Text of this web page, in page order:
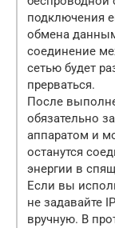
подключения
обмена
соединение
сетью будет
прерваться.
После
обязательно
аппаратом и
останутся
энергии в
Если вы
не задавайте
вручную. В